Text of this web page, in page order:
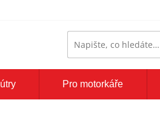
Pro motorkáře